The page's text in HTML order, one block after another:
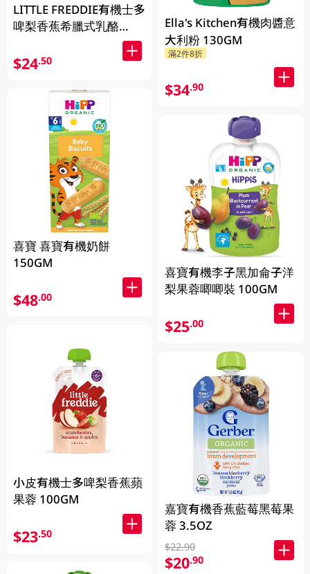
LITTLE FREDDIE有機士多
啤梨香蕉希臘式乳酪
$24.50
喜寶 喜寶有機奶餅
150GM
$48.00
小皮有機士多啤梨香蕉蘋
果蓉 100GM
$23.50
Ella's Kitchen有機肉醬意
大利粉 130GM
滿2件8折
$34.90
喜寶有機李子黑加侖子洋
梨果蓉唧唧裝 100GM
$25.00
嘉寶有機香蕉藍莓黑莓果
蓉 3.5OZ
$22.90
$20.90